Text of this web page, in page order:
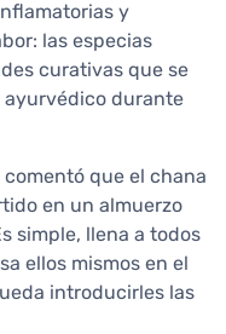
y
las especias
curativas que se
durante
que el chana
en un almuerzo
simple, llena a todos
ellos mismos en el
introducirles las